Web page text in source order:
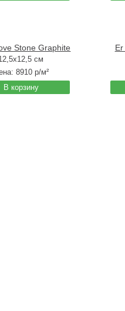
Stone Graphite
см
8910 р/м²
В корзину